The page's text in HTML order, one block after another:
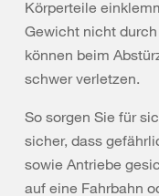
Körperteile
Gewicht nicht
können beim
schwer verletzen.
So sorgen Sie für
sicher, dass
sowie Antriebe
auf eine Fahrbahn